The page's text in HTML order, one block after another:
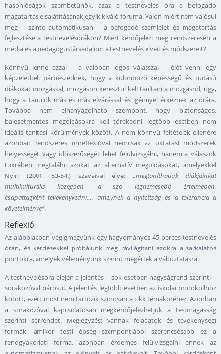
hasonlóságok szembetűnők, azaz a testnevelés óra a befogadó
magatartás elsajátításának egyik kiváló fóruma. Vajon miért nem valósul
meg – szinte automatikusan – a befogadó szemlélet és magatartás
fejlesztése a testnevelésórákon? Miért kérdőjelezi meg rendszeresen a
média és a pedagógustársadalom a testnevelés elveit és módszereit?
Könnyű lenne azzal – a valóban jogos válasszal – élét venni egy
képzeletbeli párbeszédnek, hogy a különböző képességű és tudású
diákokat mozgással, mozgáson keresztül kell tanítani a mozgásról, úgy,
hogy a tanulók más és más elvárással és igénnyel érkeznek az órára.
Továbbá nem elhanyagolható szempont, hogy biztonságos,
balesetmentes megoldásokra kell törekedni, legtöbb esetben nem
ideális tanítási körülmények között. A nem könnyű feltételek ellenére
azonban rendszeres önreflexióval nemcsak az oktatási módszerek
helyességét vagy időszerűségét lehet felülvizsgálni, hanem a válaszok
tükrében megtalálni azokat az alternatív megoldásokat, amelyekkel
Nyiri (2001, 53-54.) szavaival élve: „megtaníthatjuk diákjainkat
multikulturális közegben, a szó legnemesebb értelmében,
csapattagként tevékenykedni…, amelynek a nyitottság és a tolerancia a
követelménye”.
Reflexió
Az alábbiakban végigmegyünk egy hagyományos 45 perces testnevelés
órán, és kérdésekkel próbálunk meg rávilágítani azokra a sarkalatos
pontokra, amelyek véleményünk szerint megértek a változtatásra.
A testnevelésóra elején a jelentés – sok esetben nagyságrend szerinti –
sorakozóval párosul. A jelentés legtöbb esetben az iskolai protokollhoz
kötött, ezért most nem tartozik szorosan a cikk témaköréhez. Azonban
a sorakozóval kapcsolatosan megkérdőjelezhetjük a testmagasság
szerinti sorrendet. Megjegyzés: vannak feladatok és tevékenységi
formák, amikor testi épség szempontjából szerencsésebb ez a
rendgyakorlati forma, azonban érdemes felülvizsgálni ennek az